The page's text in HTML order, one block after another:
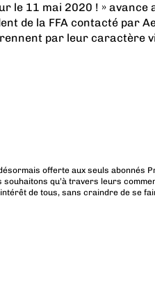
le 11 mai 2020 ! » avance
de la FFAcontacté par
par leur caractère
offerte aux seuls abonnés
qu’à travers leurs
de tous, sans craindre de se